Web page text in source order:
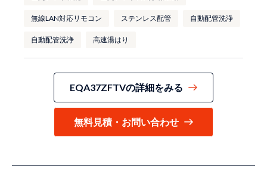
無線LAN対応リモコン ステンレス配管 自動配管洗浄
自動配管洗浄 高速湯はり
EQA37ZFTVの詳細をみる
無料見積・お問い合わせ